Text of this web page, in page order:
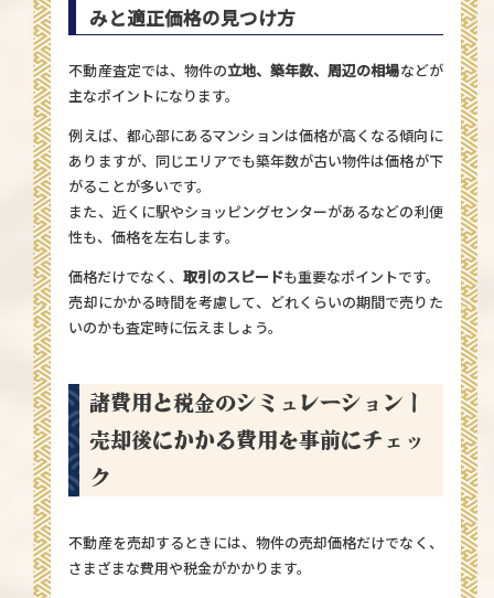
みと適正価格の見つけ方
不動産査定では、物件の立地、築年数、周辺の相場などが
主なポイントになります。
例えば、都心部にあるマンションは価格が高くなる傾向に
ありますが、同じエリアでも築年数が古い物件は価格が下
がることが多いです。
また、近くに駅やショッピングセンターがあるなどの利便
性も、価格を左右します。
価格だけでなく、取引のスピードも重要なポイントです。
売却にかかる時間を考慮して、どれくらいの期間で売りた
いのかも査定時に伝えましょう。
諸費用と税金のシミュレーション｜
売却後にかかる費用を事前にチェッ
ク
不動産を売却するときには、物件の売却価格だけでなく、
さまざまな費用や税金がかかります。